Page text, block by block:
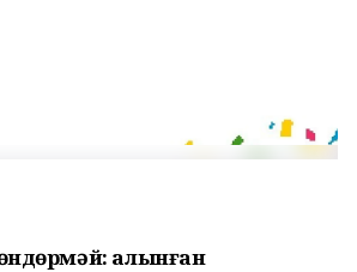
алынған